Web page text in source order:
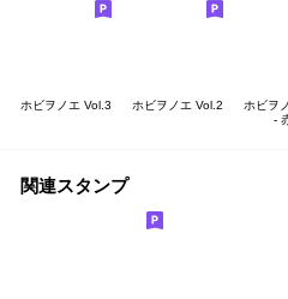
ホビヲノエ Vol.3 ホビヲノエ Vol.2
ホビヲ
-
関連スタンプ